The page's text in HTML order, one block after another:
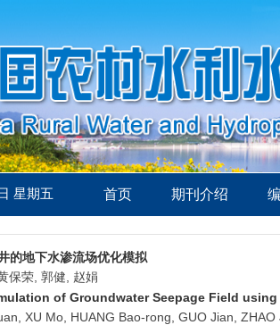
星期五 首页 期刊介绍
的地下水渗流场优化模拟
保荣, 郭健, 赵娟
of Groundwater Seepage Field
XU Mo, HUANG Bao-rong, GUO Jian, ZHAO